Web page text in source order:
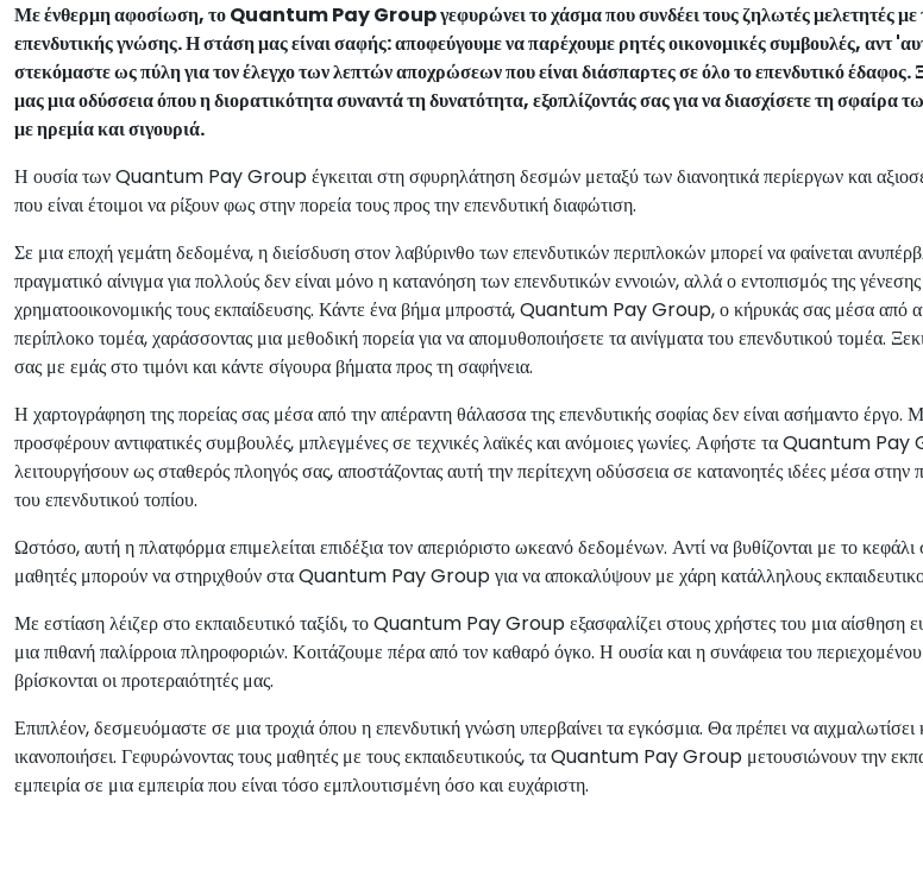
Με ένθερμη αφοσίωση, το Quantum Pay Group γεφυρώνει το χάσμα που συνδέει τους ζηλωτές μελετητές με
επενδυτικής γνώσης. Η στάση μας είναι σαφής: αποφεύγουμε να παρέχουμε ρητές οικονομικές συμβουλές, αντ
στεκόμαστε ως πύλη για τον έλεγχο των λεπτών αποχρώσεων που είναι διάσπαρτες σε όλο το επενδυτικό έδαφος.
μας μια οδύσσεια όπου η διορατικότητα συναντά τη δυνατότητα, εξοπλίζοντάς σας για να διασχίσετε τη σφαίρα
με ηρεμία και σιγουριά.
Η ουσία των Quantum Pay Group έγκειται στη σφυρηλάτηση δεσμών μεταξύ των διανοητικά περίεργων και
που είναι έτοιμοι να ρίξουν φως στην πορεία τους προς την επενδυτική διαφώτιση.
Σε μια εποχή γεμάτη δεδομένα, η διείσδυση στον λαβύρινθο των επενδυτικών περιπλοκών μπορεί να φαίνεται
πραγματικό αίνιγμα για πολλούς δεν είναι μόνο η κατανόηση των επενδυτικών εννοιών, αλλά ο εντοπισμός της
χρηματοοικονομικής τους εκπαίδευσης. Κάντε ένα βήμα μπροστά, Quantum Pay Group, ο κήρυκάς σας μέσα από
περίπλοκο τομέα, χαράσσοντας μια μεθοδική πορεία για να απομυθοποιήσετε τα αινίγματα του επενδυτικού τομέα.
σας με εμάς στο τιμόνι και κάντε σίγουρα βήματα προς τη σαφήνεια.
Η χαρτογράφηση της πορείας σας μέσα από την απέραντη θάλασσα της επενδυτικής σοφίας δεν είναι ασήμαντο έργο.
προσφέρουν αντιφατικές συμβουλές, μπλεγμένες σε τεχνικές λαϊκές και ανόμοιες γωνίες. Αφήστε τα Quantum
λειτουργήσουν ως σταθερός πλοηγός σας, αποστάζοντας αυτή την περίτεχνη οδύσσεια σε κατανοητές ιδέες μέσα στην
του επενδυτικού τοπίου.
Ωστόσο, αυτή η πλατφόρμα επιμελείται επιδέξια τον απεριόριστο ωκεανό δεδομένων. Αντί να βυθίζονται με το
μαθητές μπορούν να στηριχθούν στα Quantum Pay Group για να αποκαλύψουν με χάρη κατάλληλους
Με εστίαση λέιζερ στο εκπαιδευτικό ταξίδι, το Quantum Pay Group εξασφαλίζει στους χρήστες του μια αίσθηση
μια πιθανή παλίρροια πληροφοριών. Κοιτάζουμε πέρα από τον καθαρό όγκο. Η ουσία και η συνάφεια του περιεχομένου
βρίσκονται οι προτεραιότητές μας.
Επιπλέον, δεσμευόμαστε σε μια τροχιά όπου η επενδυτική γνώση υπερβαίνει τα εγκόσμια. Θα πρέπει να αιχμαλωτίσει
ικανοποιήσει. Γεφυρώνοντας τους μαθητές με τους εκπαιδευτικούς, τα Quantum Pay Group μετουσιώνουν την
εμπειρία σε μια εμπειρία που είναι τόσο εμπλουτισμένη όσο και ευχάριστη.